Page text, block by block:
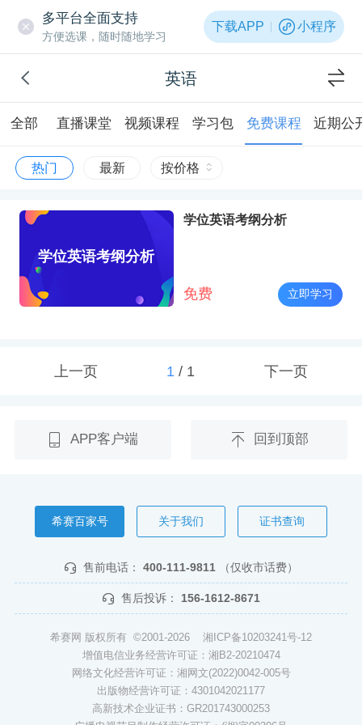
多平台全面支持
方便选课，随时随地学习
下载APP 小程序
英语
全部 直播课堂 视频课程 学习包 免费课程 近期公
热门 最新 按价格
学位英语考纲分析
学位英语考纲分析
免费 立即学习
上一页 1/ 1 下一页
APP客户端 回到顶部
希赛百家号 关于我们 证书查询
售前电话： 400-111-9811 （仅收市话费）
售后投诉： 156-1612-8671
希赛网 版权所有 ©2001-2026 湘ICP备10203241号-12
增值电信业务经营许可证：湘B2-20210474
网络文化经营许可证：湘网文(2022)0042-005号
出版物经营许可证：4301042021177
高新技术企业证书：GR201743000253